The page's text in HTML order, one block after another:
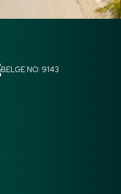
BELGE NO: 9143